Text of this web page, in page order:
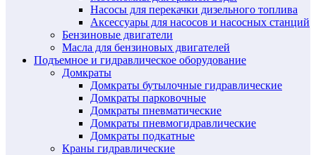
Насосы для перекачки дизельного топлива
Аксессуары для насосов и насосных станций
Бензиновые двигатели
Масла для бензиновых двигателей
Подъемное и гидравлическое оборудование
Домкраты
Домкраты бутылочные гидравлические
Домкраты парковочные
Домкраты пневматические
Домкраты пневмогидравлические
Домкраты подкатные
Краны гидравлические